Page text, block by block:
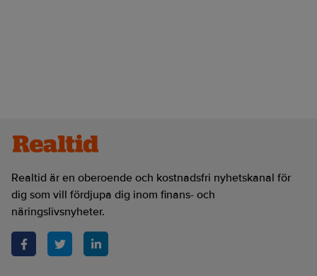
Realtid är en oberoende och kostnadsfri nyhetskanal för
dig som vill fördjupa dig inom finans- och
näringslivsnyheter.